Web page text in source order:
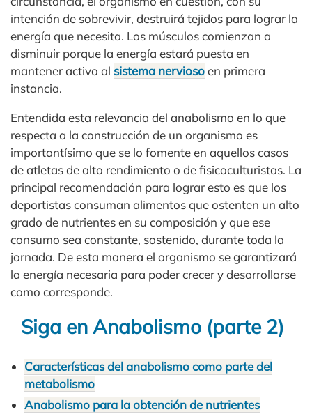
intención de sobrevivir, destruirá tejidos para lograr la
energía que necesita. Los músculos comienzan a
disminuir porque la energía estará puesta en
mantener activo al sistema nerviosoen primera
instancia.
Entendida esta relevancia del anabolismo en lo que
respecta a la construcción de un organismo es
importantísimo que se lo fomente en aquellos casos
de atletas de alto rendimiento o de fisicoculturistas. La
principal recomendación para lograr esto es que los
deportistas consuman alimentos que ostenten un alto
grado de nutrientes en su composición y que ese
consumo sea constante, sostenido, durante toda la
jornada. De esta manera el organismo se garantizará
la energía necesaria para poder crecer y desarrollarse
como corresponde.
Siga en Anabolismo (parte 2)
Características del anabolismo como parte del
metabolismo
Anabolismo para la obtención de nutrientes